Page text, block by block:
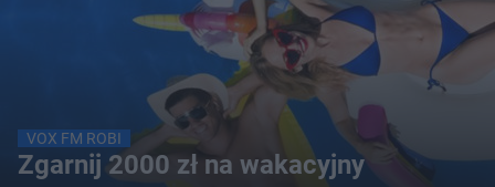
VOX FM ROBI
Zgarnij 2000 zł na wakacyjny